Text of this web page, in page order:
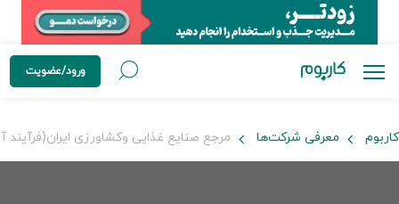
ورود/عضویت
کاربوم معرفی شرکت‌ها مرجع صنایع غذایی وکشاورزی ایران(فرآیند